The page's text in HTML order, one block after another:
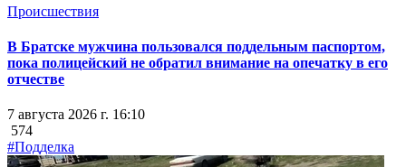
Происшествия
В Братске мужчина пользовался поддельным паспортом,
пока полицейский не обратил внимание на опечатку в его
отчестве
7 августа 2026 г. 16:10
574
#Подделка